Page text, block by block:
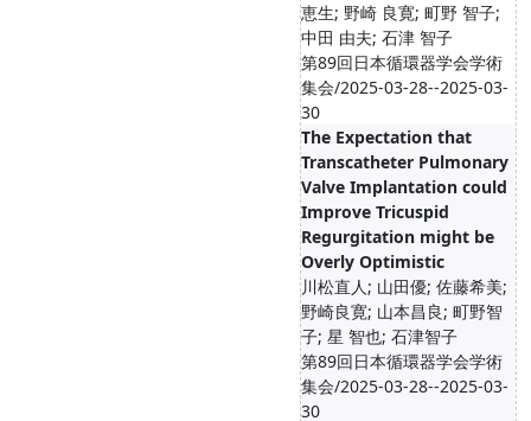
恵生; 野崎 良寛; 町野 智子;
中田 由夫; 石津 智子
第89回日本循環器学会学術
集会/2025-03-28--2025-03-
30
The Expectation that
Transcatheter Pulmonary
Valve Implantation could
Improve Tricuspid
Regurgitation might be
Overly Optimistic
川松直人; 山田優; 佐藤希美;
野崎良寛; 山本昌良; 町野智
子; 星 智也; 石津智子
第89回日本循環器学会学術
集会/2025-03-28--2025-03-
30